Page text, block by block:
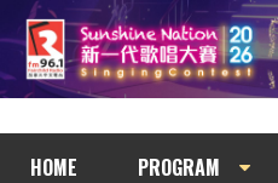
HOME PROGRAM